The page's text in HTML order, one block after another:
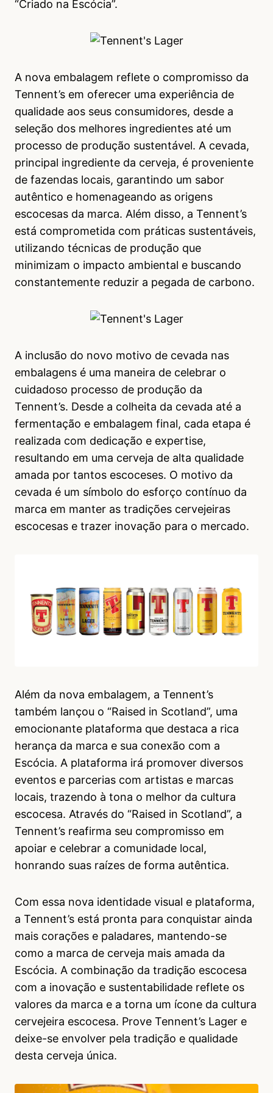
“Criado na Escócia”.
A nova embalagem reflete o compromisso da
Tennent’s em oferecer uma experiência de
qualidade aos seus consumidores, desde a
seleção dos melhores ingredientes até um
processo de produção sustentável. A cevada,
principal ingrediente da cerveja, é proveniente
de fazendas locais, garantindo um sabor
autêntico e homenageando as origens
escocesas da marca. Além disso, a Tennent’s
está comprometida com práticas sustentáveis,
utilizando técnicas de produção que
minimizam o impacto ambiental e buscando
constantemente reduzir a pegada de carbono.
A inclusão do novo motivo de cevada nas
embalagens é uma maneira de celebrar o
cuidadoso processo de produção da
Tennent’s. Desde a colheita da cevada até a
fermentação e embalagem final, cada etapa é
realizada com dedicação e expertise,
resultando em uma cerveja de alta qualidade
amada por tantos escoceses. O motivo da
cevada é um símbolo do esforço contínuo da
marca em manter as tradições cervejeiras
escocesas e trazer inovação para o mercado.
Além da nova embalagem, a Tennent’s
também lançou o “Raised in Scotland”, uma
emocionante plataforma que destaca a rica
herança da marca e sua conexão com a
Escócia. A plataforma irá promover diversos
eventos e parcerias com artistas e marcas
locais, trazendo à tona o melhor da cultura
escocesa. Através do “Raised in Scotland”, a
Tennent’s reafirma seu compromisso em
apoiar e celebrar a comunidade local,
honrando suas raízes de forma autêntica.
Com essa nova identidade visual e plataforma,
a Tennent’s está pronta para conquistar ainda
mais corações e paladares, mantendo-se
como a marca de cerveja mais amada da
Escócia. A combinação da tradição escocesa
com a inovação e sustentabilidade reflete os
valores da marca e a torna um ícone da cultura
cervejeira escocesa. Prove Tennent’s Lager e
deixe-se envolver pela tradição e qualidade
desta cerveja única.